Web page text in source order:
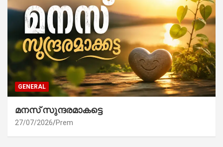
GENERAL
മനസ് സുന്ദരമാകട്ടെ
27/07/2026 Prem